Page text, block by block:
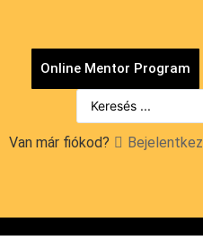
Online Mentor Program
Van már fiókod?